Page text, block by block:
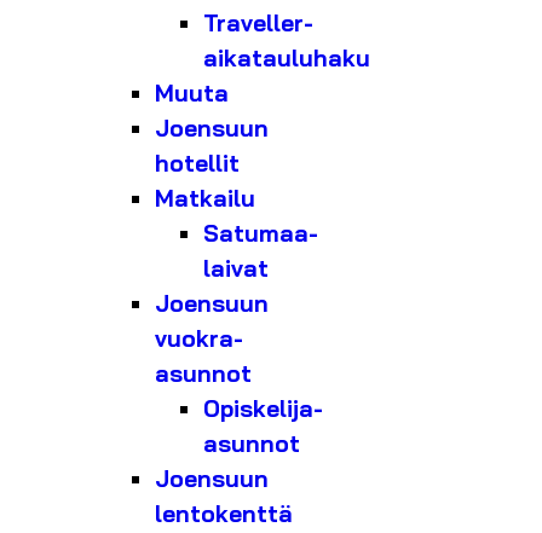
Traveller-
aikatauluhaku
Muuta
Joensuun
hotellit
Matkailu
Satumaa-
laivat
Joensuun
vuokra-
asunnot
Opiskelija-
asunnot
Joensuun
lentokenttä